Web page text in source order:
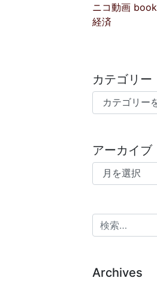
ニコ動画 book
経済
カテゴリー
カテゴリー
アーカイブ
アーカイブ
検索:
Archives